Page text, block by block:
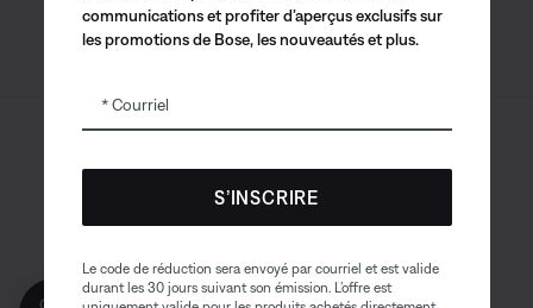
Mention juridique
Politique de confidentialité Accessibilité
Avis sur les témoins
communications et profiter d’aperçus exclusifs sur
les promotions de Bose, les nouveautés et plus.
Courriel
S’INSCRIRE
Le code de réduction sera envoyé par courriel et est valide
durant les 30 jours suivant son émission. L’offre est
Obtenez 10% de